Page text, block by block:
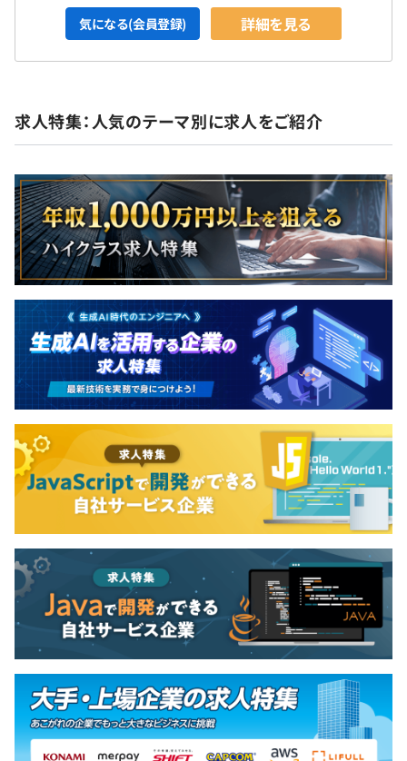
気になる(会員登録) 詳細を見る
求人特集：人気のテーマ別に求人をご紹介